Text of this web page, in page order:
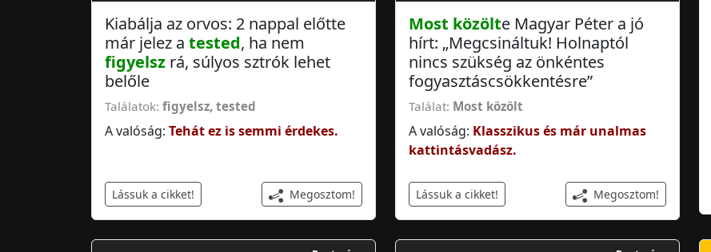
Kiabálja az orvos: 2 nappal előtte
már jelez a tested, ha nem
figyelsz rá, súlyos sztrók lehet
belőle
Találatok: figyelsz, tested
A valóság: Tehát ez is semmi érdekes.
Lássuk a cikket! Megosztom!
Most közölte Magyar Péter a jó
hírt: „Megcsináltuk! Holnaptól
nincs szükség az önkéntes
fogyasztáscsökkentésre”
Találat: Most közölt
A valóság: Klasszikus és már unalmas
kattintásvadász.
Lássuk a cikket! Megosztom!